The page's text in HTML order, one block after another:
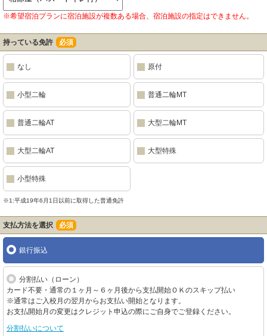
※希望宿泊プランに宿泊施設が複数ある場合、宿泊施設の指定はできません。
持っている免許 必須
なし 原付
小型二輪 普通二輪MT
普通二輪AT 大型二輪MT
大型二輪AT 大型特殊
小型特殊
※1:平成19年6月1日以前に取得した普通免許
支払方法を選択 必須
銀行振込
分割払い（ローン）
カード不要・通常の１ヶ月～６ヶ月後から支払開始ＯＫのスキップ払い
※通常はご入校月の翌月からお支払い開始となります。
お支払開始月の変更はクレジット申込の際にご自身でご登録ください。
分割払いについて